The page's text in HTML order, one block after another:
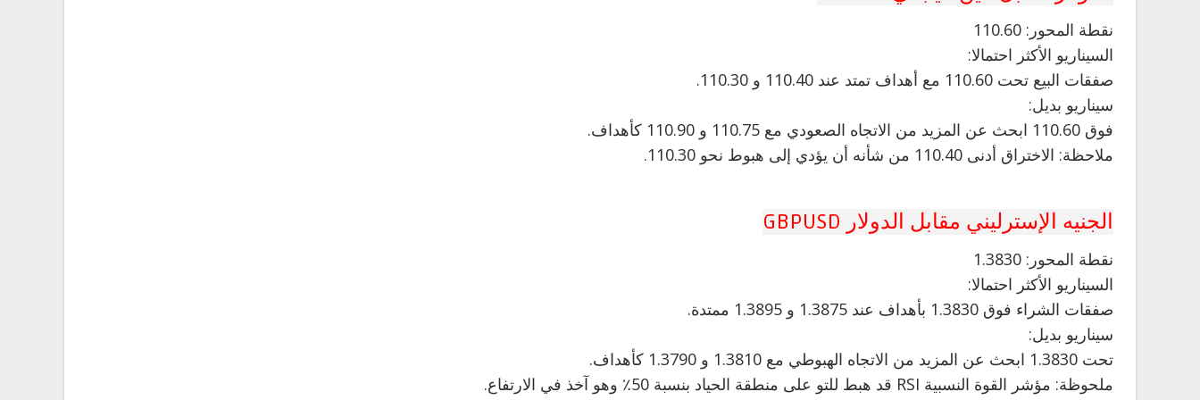
نقطة المحور: 110.60
السيناريو الأكثر احتمالا:
صفقات البيع تحت 110.60 مع أهداف تمتد عند 110.40 و 110.30.
سيناريو بديل:
فوق 110.60 ابحث عن المزيد من الاتجاه الصعودي مع 110.75 و 110.90 كأهداف.
ملاحظة: الاختراق أدنى 110.40 من شأنه أن يؤدي إلى هبوط نحو 110.30.
الجنيه الإسترليني مقابل الدولار GBPUSD
نقطة المحور: 1.3830
السيناريو الأكثر احتمالا:
صفقات الشراء فوق 1.3830 بأهداف عند 1.3875 و 1.3895 ممتدة.
سيناريو بديل:
تحت 1.3830 ابحث عن المزيد من الاتجاه الهبوطي مع 1.3810 و 1.3790 كأهداف.
ملحوظة: مؤشر القوة النسبية RSI قد هبط للتو على منطقة الحياد بنسبة 50٪ وهو آخذ في الارتفاع.